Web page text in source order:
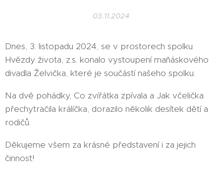
03.11.2024
Dnes, 3. listopadu 2024, se v prostorech spolku
Hvězdy života, z.s. konalo vystoupení maňáskového
divadla Želvička, které je součástí našeho spolku.
Na dvě pohádky, Co zvířátka zpívala a Jak včelička
přechytračila králíčka, dorazilo několik desítek dětí a
rodičů.
Děkujeme všem za krásné představení i za jejich
činnost!